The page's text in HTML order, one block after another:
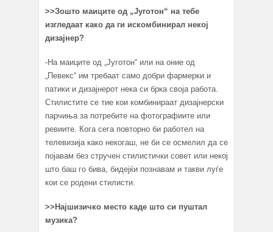
>>Зошто маиците од „Југотон“ на тебе
изгледаат како да ги искомбинирал некој
дизајнер?
-На маиците од „Југотон“ или на оние од
„Певекс“ им требаат само добри фармерки и
патики и дизајнерот нека си брка своја работа.
Стилистите се тие кои комбинираат дизајнерски
парчиња за потребите на фотографиите или
ревиите. Кога сега повторно би работел на
телевизија како некогаш, не би се осмелил да се
појавам без стручен стилистички совет или некој
што баш го бива, бидејќи познавам и такви луѓе
кои се родени стилисти.
>>Најшизичко место каде што си пуштал
музика?